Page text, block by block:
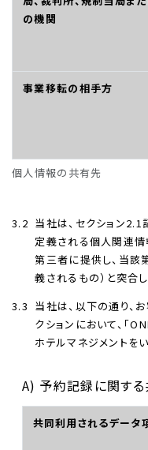
宴会・
新着情
お問い
One
個人情報の共有先
の機関
事業移転の相手方
3.2 当社は、セクション
定義される個人関連
第三者に提供し、当該
義されるもの）と突合
3.3 当社は、以下の通り、
クションにおいて、「
ホテルマネジメントをい
A) 予約記録に関す
共同利用されるデータ